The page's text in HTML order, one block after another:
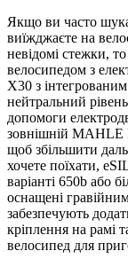
Якщо ви часто
виїжджаєте на
невідомі стежки,
велосипедом з
X30 з
нейтральний
допомоги
зовнішній MAHLE
щоб збільшити
хочете поїхати,
варіанті 650b або
оснащені
забезпечують
кріплення на рамі
велосипед для